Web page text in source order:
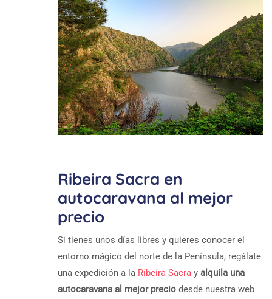
Ribeira Sacra en
autocaravana al mejor
precio
Si tienes unos días libres y quieres conocer el
entorno mágico del norte de la Península, regálate
una expedición a la Ribeira Sacra y alquila una
autocaravana al mejor precio desde nuestra web